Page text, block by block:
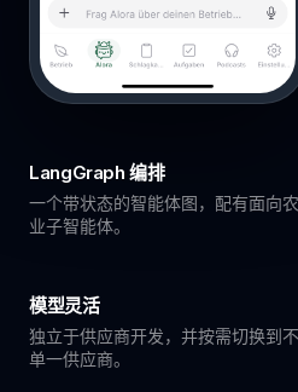
LangGraph 编排
一个带状态的智能体图，配有面向
业子智能体。
模型灵活
独立于供应商开发，并按需切换到
单一供应商。